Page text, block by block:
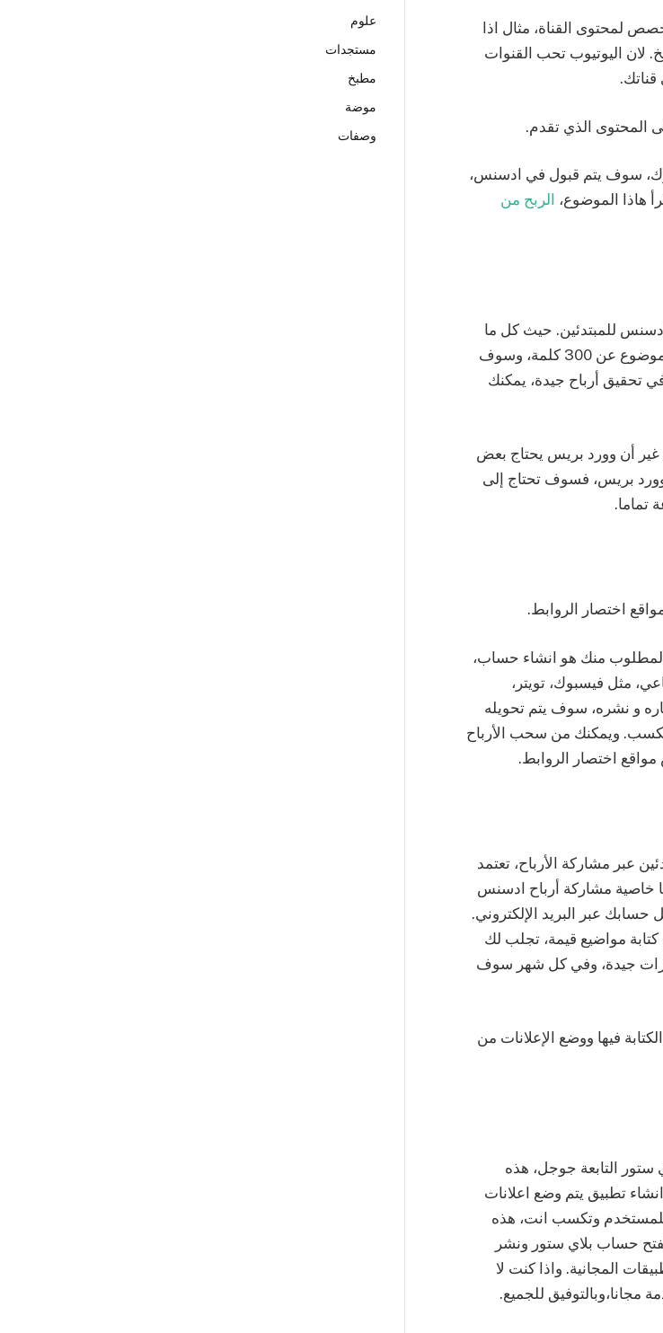
لمحتوى القناة، مثال اذا
لان اليوتيوب تحب القنوات
المحتوى الذي تقدم.
تحقيق شروط اليوتيوب، وهي 4000 ساعة، و 1000 مشترك، سوف يتم قبول في ادسنس،
هاذا الموضوع، الربح من
للمبتدئين. حيث كل ما
عليك فعله، هو إنشاء مدونة على بلوجر، وكتابة قرابة 19 موضوع لا يقل كل موضوع عن 300 كلمة، وسوف
تحقيق أرباح جيدة، يمكنك
غير أن وورد بريس يحتاج بعض
بريس، فسوف تحتاج إلى
تماما.
اختصار الروابط.
المطلوب منك هو انشاء حساب،
مثل فيسبوك، تويتر،
و نشره، سوف يتم تحويله
ويمكنك من سحب الأرباح
اختصار الروابط.
عبر مشاركة الأرباح، تعتمد
خاصية مشاركة أرباح ادسنس
حسابك عبر البريد الإلكتروني.
مواضيع قيمة، تجلب لك
جيدة، وفي كل شهر سوف
فيها ووضع الإعلانات من
التابعة جوجل، هذه
تطبيق يتم وضع اعلانات
وتكسب انت، هذه
قبل البدء، كما تحتاج بعض المال تقريباً 25 دولار. لفتح حساب بلاي ستور ونشر
المجانية. واذا كنت لا
مجانا،وبالتوفيق للجميع.
علوم
مستجدات
مطبخ
موضة
وصفات